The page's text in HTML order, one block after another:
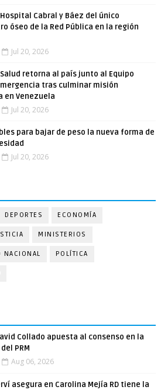
Hospital Cabral y Báez del único
óseo de la Red Pública en la región
Jul 20, 2026
retorna al país junto al Equipo
tras culminar misión
en Venezuela
Jul 20, 2026
para bajar de peso la nueva forma de
Jul 20, 2026
DEPORTES ECONOMÍA
MINISTERIOS
NACIONAL POLÍTICA
Collado apuesta al consenso en la
PRM
Aug 06, 2026
asegura en Carolina Mejía RD tiene la